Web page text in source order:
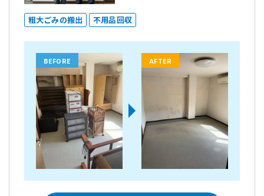
粗大ごみの搬出 不用品回収
BEFORE AFTER